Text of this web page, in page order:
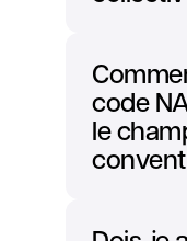
code
le